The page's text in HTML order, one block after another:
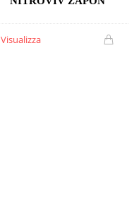
Visualizza